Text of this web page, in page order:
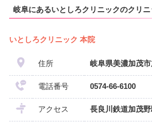
岐阜にあるいとしろクリニックのクリ
いとしろクリニック 本院
住所 岐阜県美濃加茂
電話番号 0574-66-6100
アクセス 長良川鉄道加茂